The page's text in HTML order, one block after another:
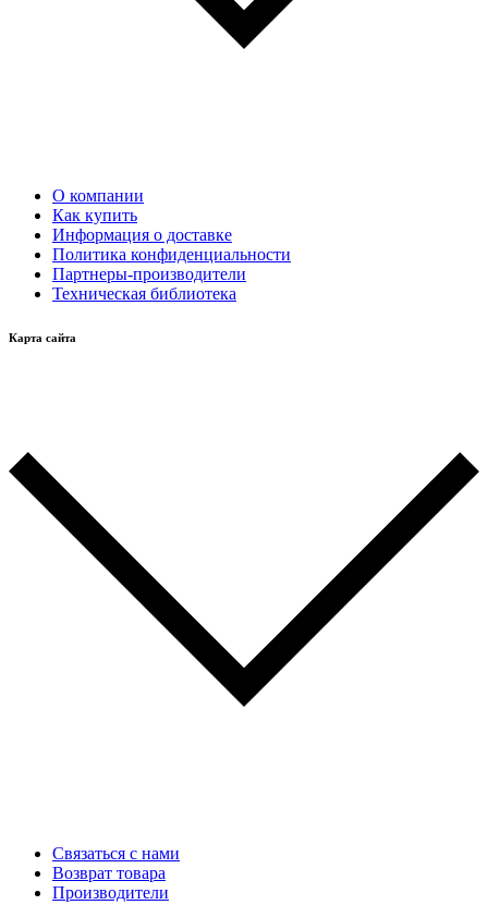
О компании
Как купить
Информация о доставке
Политика конфиденциальности
Партнеры-производители
Техническая библиотека
Карта сайта
Связаться с нами
Возврат товара
Производители